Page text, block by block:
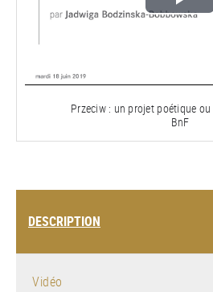
Przeciw : un projet poétique
BnF
DESCRIPTION
Vidéo